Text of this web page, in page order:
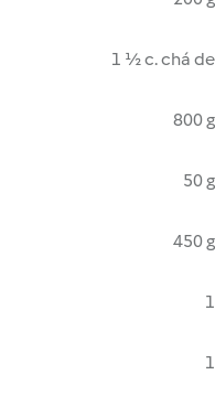
1 ½ c. chá de
800 g
50 g
450 g
1
1